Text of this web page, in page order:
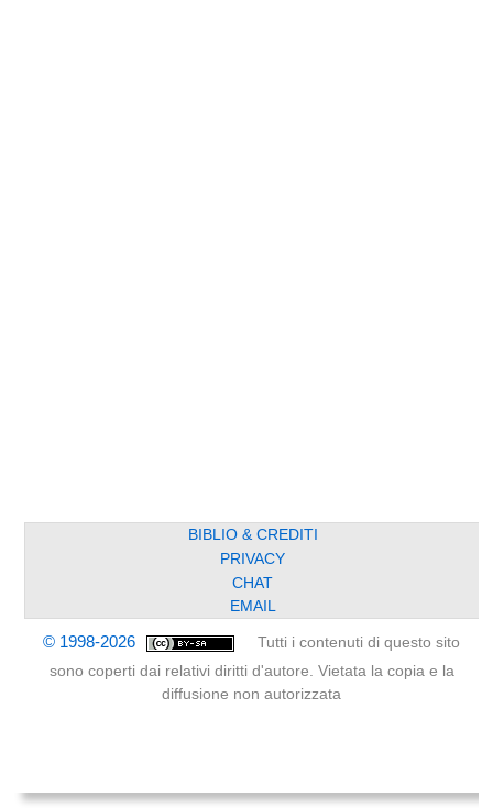
BIBLIO & CREDITI
PRIVACY
CHAT
EMAIL
© 1998-2026
Tutti i contenuti di questo sito
sono coperti dai relativi diritti d'autore. Vietata la copia e la
diffusione non autorizzata